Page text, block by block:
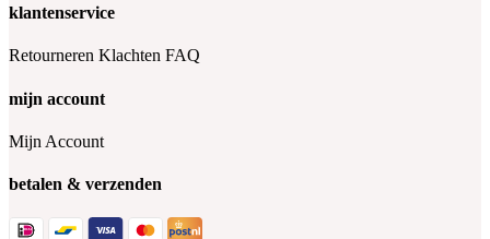
klantenservice
Retourneren Klachten FAQ
mijn account
Mijn Account
betalen & verzenden